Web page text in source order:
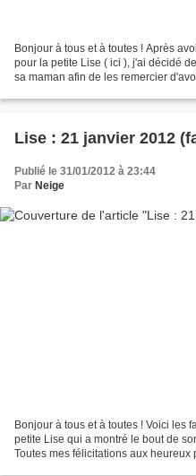
Bonjour à tous et à toutes ! Après
pour la petite Lise ( ici ), j'ai décidé
sa maman afin de les remercier
Lise : 21 janvier 2012
Publié le 31/01/2012 à 23:44
Par Neige
Bonjour à tous et à toutes ! Voici les
petite Lise qui a montré le bout de
Toutes mes félicitations aux